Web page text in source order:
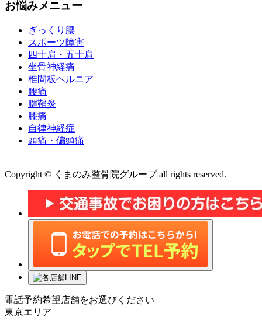
お悩みメニュー
ぎっくり腰
スポーツ障害
四十肩・五十肩
坐骨神経痛
椎間板ヘルニア
腰痛
腱鞘炎
膝痛
自律神経症
頭痛・偏頭痛
Copyright © くまのみ整骨院グループ all rights reserved.
電話予約希望店舗をお選びください
東京エリア